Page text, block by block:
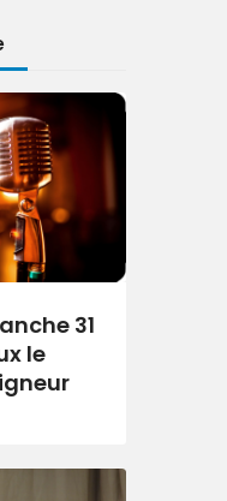
31
le